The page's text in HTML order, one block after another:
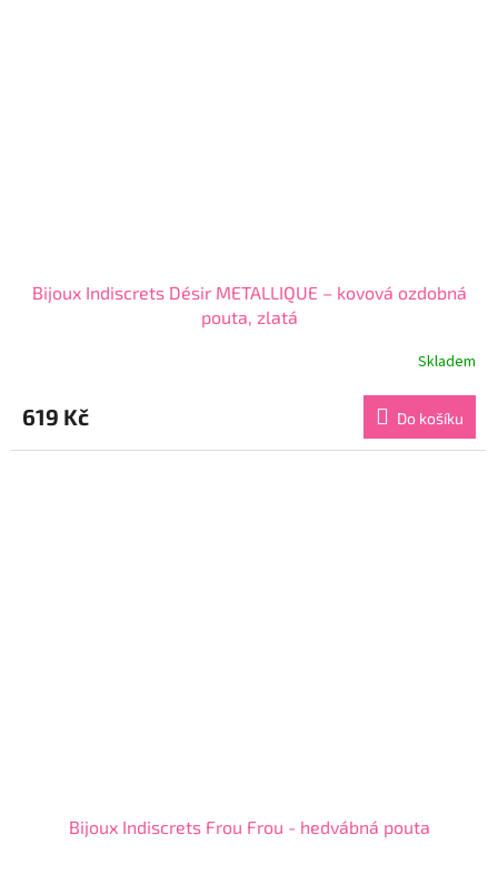
Bijoux Indiscrets Désir METALLIQUE – kovová ozdobná
pouta, zlatá
produktu
je
4,3
Skladem
619 Kč Do košíku
Bijoux Indiscrets Frou Frou - hedvábná pouta